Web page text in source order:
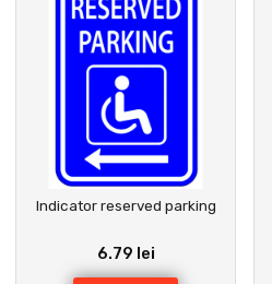
Indicator reserved parking
6.79 lei